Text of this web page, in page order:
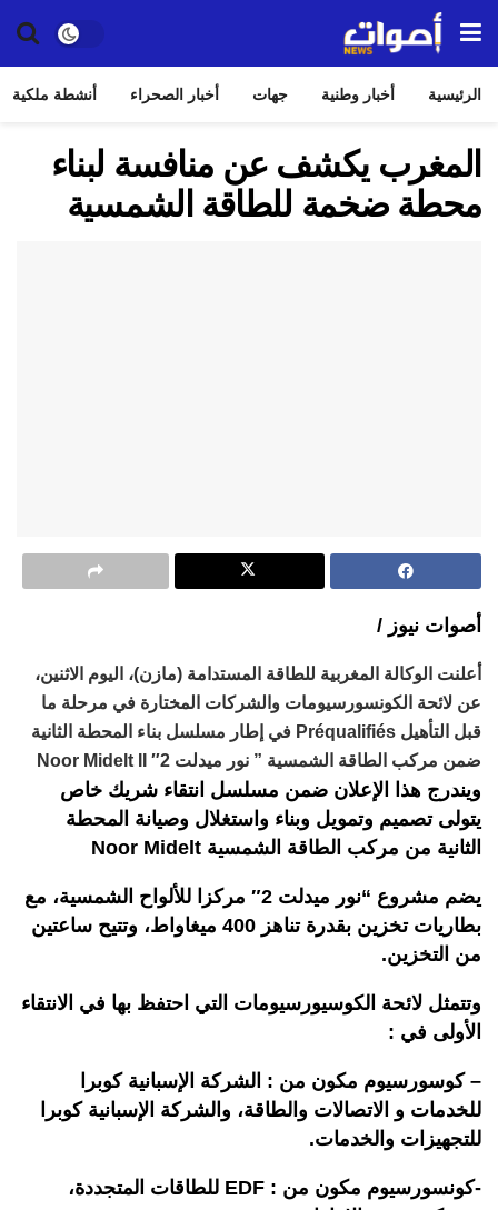
الرئيسية أخبار وطنية جهات أخبار الصحراء أنشطة ملكية
المغرب يكشف عن منافسة لبناء
محطة ضخمة للطاقة الشمسية
أصوات نيوز /
أعلنت الوكالة المغربية للطاقة المستدامة (مازن)، اليوم الاثنين،
عن لائحة الكونسورسيومات والشركات المختارة في مرحلة ما
قبل التأهيل Préqualifiés في إطار مسلسل بناء المحطة الثانية
ضمن مركب الطاقة الشمسية ” نور ميدلت 2″ Noor Midelt II
ويندرج هذا الإعلان ضمن مسلسل انتقاء شريك خاص
يتولى تصميم وتمويل وبناء واستغلال وصيانة المحطة
الثانية من مركب الطاقة الشمسية Noor Midelt
يضم مشروع “نور ميدلت 2″ مركزا للألواح الشمسية، مع
بطاريات تخزين بقدرة تناهز 400 ميغاواط، وتتيح ساعتين
من التخزين.
وتتمثل لائحة الكوسيورسيومات التي احتفظ بها في الانتقاء
الأولى في :
– كوسورسيوم مكون من : الشركة الإسبانية كوبرا
للخدمات و الاتصالات والطاقة، والشركة الإسبانية كوبرا
للتجهيزات والخدمات.
-كونسورسيوم مكون من : EDF للطاقات المتجددة،